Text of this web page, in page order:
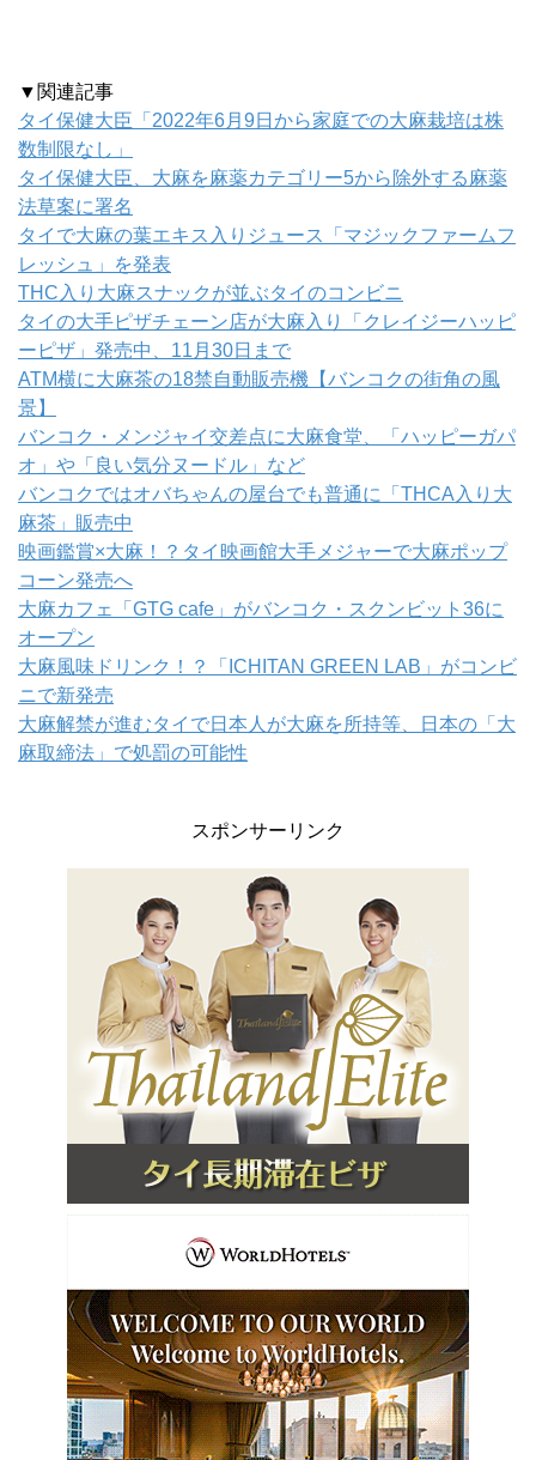
▼関連記事
タイ保健大臣「2022年6月9日から家庭での大麻栽培は株
数制限なし」
タイ保健大臣、大麻を麻薬カテゴリー5から除外する麻薬
法草案に署名
タイで大麻の葉エキス入りジュース「マジックファームフ
レッシュ」を発表
THC入り大麻スナックが並ぶタイのコンビニ
タイの大手ピザチェーン店が大麻入り「クレイジーハッピ
ーピザ」発売中、11月30日まで
ATM横に大麻茶の18禁自動販売機【バンコクの街角の風
景】
バンコク・メンジャイ交差点に大麻食堂、「ハッピーガパ
オ」や「良い気分ヌードル」など
バンコクではオバちゃんの屋台でも普通に「THCA入り大
麻茶」販売中
映画鑑賞×大麻！？タイ映画館大手メジャーで大麻ポップ
コーン発売へ
大麻カフェ「GTG cafe」がバンコク・スクンビット36に
オープン
大麻風味ドリンク！？「ICHITAN GREEN LAB」がコンビ
ニで新発売
大麻解禁が進むタイで日本人が大麻を所持等、日本の「大
麻取締法」で処罰の可能性
スポンサーリンク